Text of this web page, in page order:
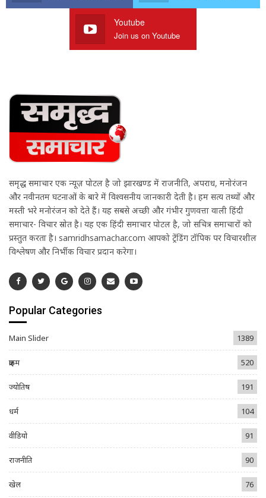
Youtube
Join us on Youtube
समृद्ध समाचार एक न्यूज़ पोर्टल है जो झारखण्ड में राजनीति, अपराध, मनोरंजन
और नवीनतम घटनाओं के बारे में विश्वसनीय जानकारी देती है। हम सत्य तथ्यों और
मस्ती भरे मनोरंजन को देते हैं। यह सबसे अच्छी और गंभीर गुणवत्ता वाली हिंदी
समाचार- विचार स्रोत है। यह एक हिंदी समाचार पोर्टल है, जो सचित्र समाचारों को
प्रस्तुत करता है। samridhsamachar.com आपको ट्रेंडिंग टॉपिक पर विचारशील
विश्लेषण और निर्भीक विचार प्रदान करेगा।
Popular Categories
Main Slider 1389
क्राइम 520
ज्योतिष 191
धर्म 104
वीडियो 91
राजनीति 90
खेल 76